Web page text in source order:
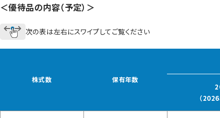
＜優待品の内容（予定）＞
次の表は左右にスワイプしてご覧ください
株式数 保有年数
（